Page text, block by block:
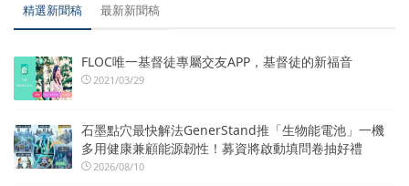
精選新聞稿 最新新聞稿
FLOC唯一基督徒專屬交友APP，基督徒的新福音
2021/03/29
石墨點穴最快解法GenerStand推「生物能電池」一機
多用健康兼顧能源韌性！募資將啟動填問卷抽好禮
2026/08/10